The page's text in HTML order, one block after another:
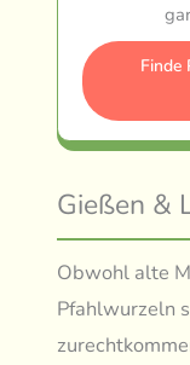
Finde
Gießen &
Obwohl alte
Pfahlwurzeln